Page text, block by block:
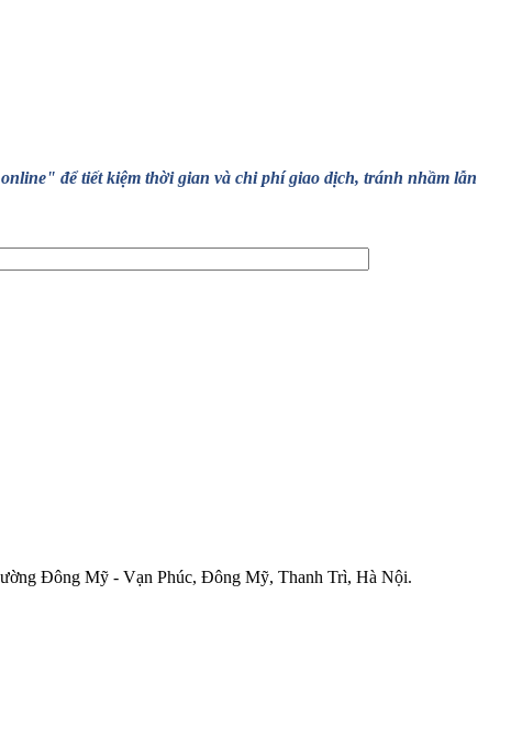
để tiết kiệm thời gian và chi phí giao dịch, tránh nhầm lẫn
Mỹ - Vạn Phúc, Đông Mỹ, Thanh Trì, Hà Nội.